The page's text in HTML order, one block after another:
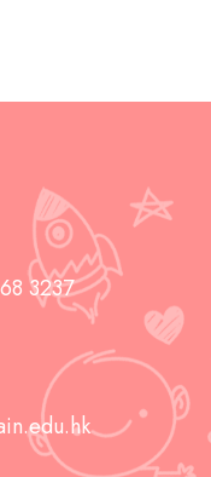
3237